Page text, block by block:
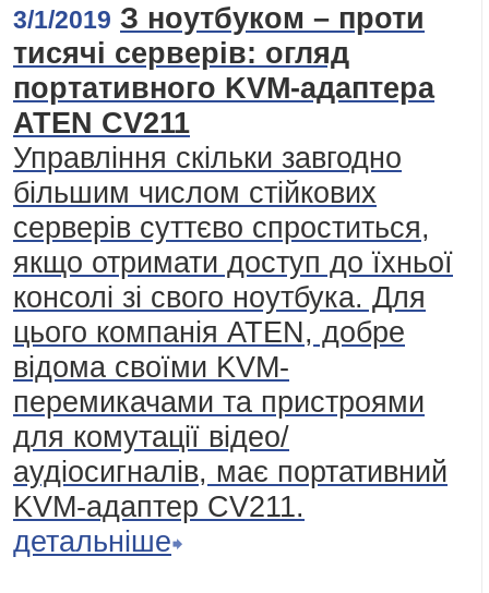
3/1/2019 З ноутбуком – проти
тисячі серверів: огляд
портативного KVM-адаптера
ATEN CV211
Управління скільки завгодно
більшим числом стійкових
серверів суттєво спроститься,
якщо отримати доступ до їхньої
консолі зі свого ноутбука. Для
цього компанія ATEN, добре
відома своїми KVM-
перемикачами та пристроями
для комутації відео/
аудіосигналів, має портативний
KVM-адаптер CV211.
детальніше